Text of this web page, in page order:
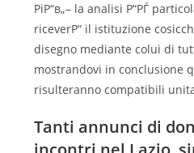
PiР“в„– la analisi Р“РЃ
riceverР“ il istituzione
disegno mediante colui di
mostrandovi in conclusione
risulteranno compatibili
Tanti annunci di